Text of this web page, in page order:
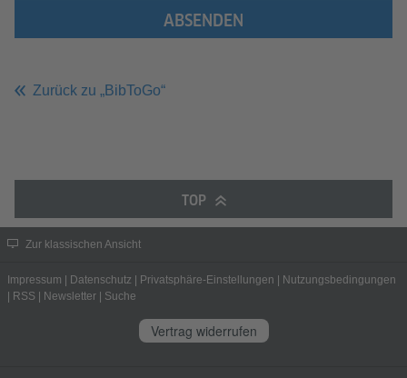
ABSENDEN
Zurück zu „BibToGo“
TOP
Zur klassischen Ansicht
Impressum | Datenschutz | Privatsphäre-Einstellungen | Nutzungsbedingungen
| RSS | Newsletter | Suche
Vertrag widerrufen